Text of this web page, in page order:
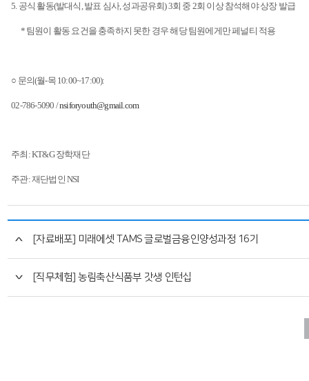
5. 공식 활동(발대식 ,발표 심사,성과공유회) 3회 중 2회 이상 참석해야 상장 발급
* 팀원이 활동 요건을 충족하지 못한 경우 해당 팀원에게만 페널티 적용
○ 문의(월-목10:00~17:00):
02-786-5090 /nsiforyouth@gmail.com
주최 : KT&G장학재단
주관:재단법인 NSI
[자료배포] 미래에셋 TAMS 글로벌금융인양성과정 16기
[직무체험] 농림축산식품부 갓생 인턴십